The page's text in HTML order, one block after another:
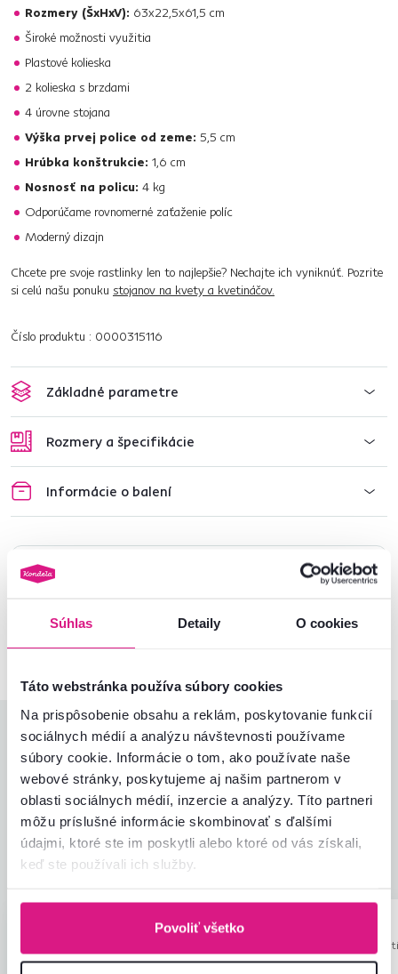
Súhlas Detaily O cookies
Táto webstránka používa súbory cookies
Na prispôsobenie obsahu a reklám, poskytovanie funkcií
sociálnych médií a analýzu návštevnosti používame
súbory cookie. Informácie o tom, ako používate naše
webové stránky, poskytujeme aj našim partnerom v
oblasti sociálnych médií, inzercie a analýzy. Títo partneri
môžu príslušné informácie skombinovať s ďalšími
údajmi, ktoré ste im poskytli alebo ktoré od vás získali,
keď ste používali ich služby.
Povoliť všetko
Rozmery (ŠxHxV): 63x22,5x61,5 cm
Široké možnosti využitia
Plastové kolieska
2 kolieska s brzdami
4 úrovne stojana
Výška prvej police od zeme: 5,5 cm
Hrúbka konštrukcie: 1,6 cm
Nosnosť na policu: 4 kg
Odporúčame rovnomerné zaťaženie políc
Moderný dizajn
Chcete pre svoje rastlinky len to najlepšie? Nechajte ich vyniknúť. Pozrite
si celú našu ponuku stojanov na kvety a kvetináčov.
Číslo produktu : 0000315116
Základné parametre
Rozmery a špecifikácie
Informácie o balení
Nenašli ste požadované informácie?
02/ 40 100 100 Spustiť chat
Hodnotenia produktu
4,7
25 recenzií
Jednoduchosť montáže
4,8
Kvalita výrobku
4,6
Zodpovedá očakávaniam
4,7
Zabalenie výrobku
4,9
Pomer hodnoty a ceny
Slovensko
5hviezdičiek
12.5.2026,
Slovensko